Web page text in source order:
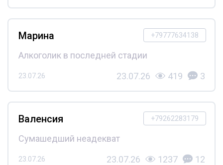
+79777634138
Марина
Алкоголик в последней стадии
23.07.26 23.07.26 419 3
+79262283179
Валенсия
Сумашедший неадекват
23.07.26 23.07.26 1237 12